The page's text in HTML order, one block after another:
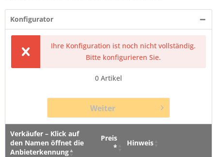
Konfigurator
Ihre Konfiguration ist noch nicht vollständig.
Bitte konfigurieren Sie.
0 Artikel
Weiter
Verkäufer – Klick auf
den Namen öffnet die
Anbieterkennung
Preis
*
Hinweis